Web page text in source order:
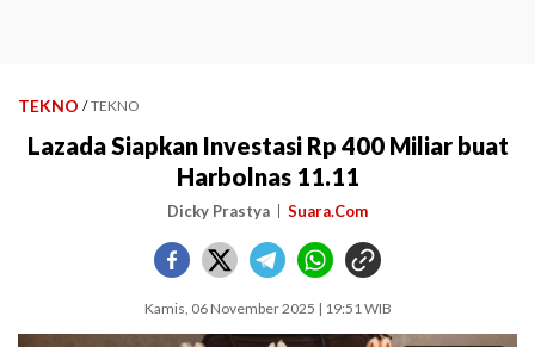
TEKNO / TEKNO
Lazada Siapkan Investasi Rp 400 Miliar buat
Harbolnas 11.11
Dicky Prastya Suara.Com
Kamis, 06 November 2025 | 19:51 WIB